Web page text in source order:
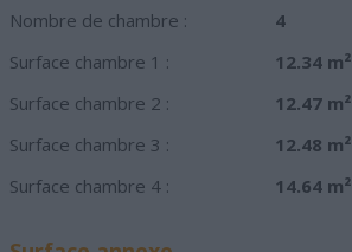
Nombre de chambre :
4
Surface chambre 1 :
12.34 m²
Surface chambre 2 :
12.47 m²
Surface chambre 3 :
12.48 m²
Surface chambre 4 :
14.64 m²